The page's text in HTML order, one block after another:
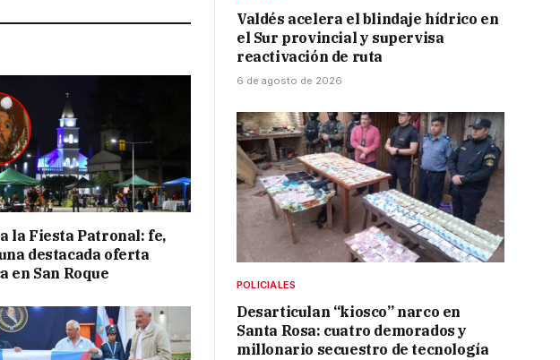
la Fiesta Patronal: fe,
destacada oferta
en San Roque
Valdés acelera el blindaje hídrico en
el Sur provincial y supervisa
reactivación de ruta
6 de agosto de 2026
POLICIALES
Desarticulan “kiosco” narco en
Santa Rosa: cuatro demorados y
millonario secuestro de tecnología